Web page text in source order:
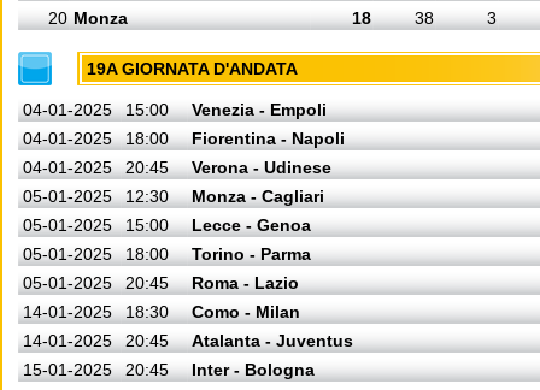
20 Monza 18 38 3
19A GIORNATA D'ANDATA
04-01-2025 15:00
Venezia - Empoli
04-01-2025
18:00
Fiorentina - Napoli
04-01-2025
20:45
Verona - Udinese
05-01-2025
12:30
Monza - Cagliari
05-01-2025
15:00
Lecce - Genoa
05-01-2025
18:00
Torino - Parma
05-01-2025
20:45
Roma - Lazio
14-01-2025
18:30
Como - Milan
14-01-2025
20:45
Atalanta - Juventus
15-01-2025
20:45 Inter - Bologna